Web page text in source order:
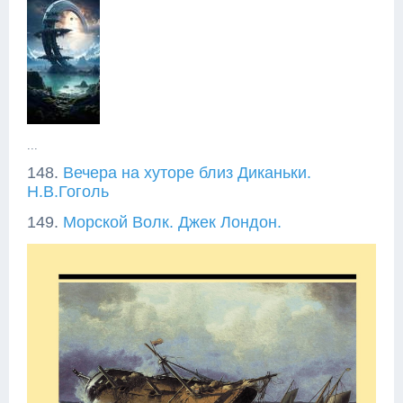
...
148. Вечера на хуторе близ Диканьки.
Н.В.Гоголь
149. Морской Волк. Джек Лондон.